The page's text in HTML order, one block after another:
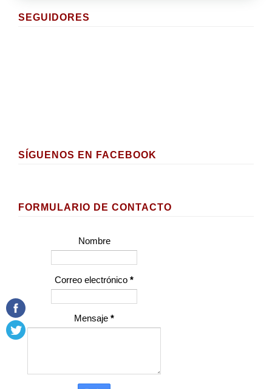
SEGUIDORES
SÍGUENOS EN FACEBOOK
FORMULARIO DE CONTACTO
Nombre
Correo electrónico *
Mensaje *